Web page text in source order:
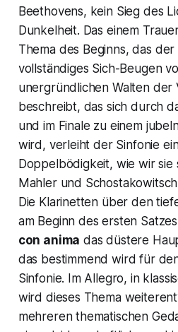
Beethovens, kein Sieg des
Dunkelheit. Das einem
Thema des Beginns, das
vollständiges Sich-Beugen
unergründlichen Walten der
beschreibt, das sich durch
und im Finale zu einem
wird, verleiht der Sinfonie
Doppelbödigkeit, wie wir sie
Mahler und
Die Klarinetten über den
am Beginn des ersten Satzes
con anima das düstere
das bestimmend wird für
Sinfonie. Im Allegro, in
wird dieses Thema
mehreren thematischen